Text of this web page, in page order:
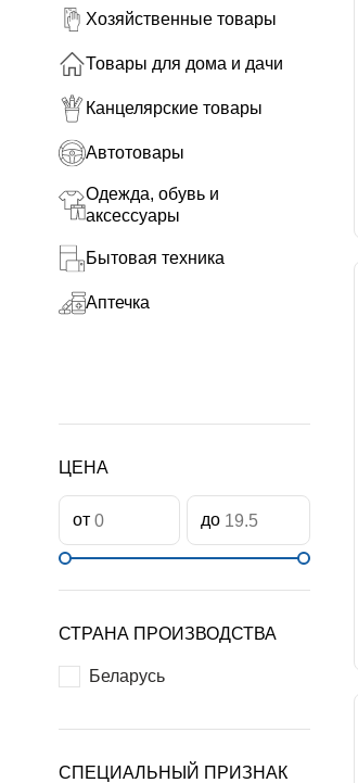
Хозяйственные товары
Товары для дома и дачи
Канцелярские товары
Автотовары
Одежда, обувь и
аксессуары
Бытовая техника
Аптечка
ЦЕНА
от до
СТРАНА ПРОИЗВОДСТВА
Беларусь
СПЕЦИАЛЬНЫЙ ПРИЗНАК